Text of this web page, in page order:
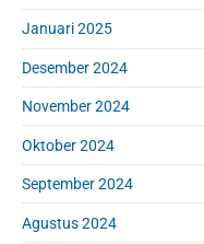
Januari 2025
Desember 2024
November 2024
Oktober 2024
September 2024
Agustus 2024